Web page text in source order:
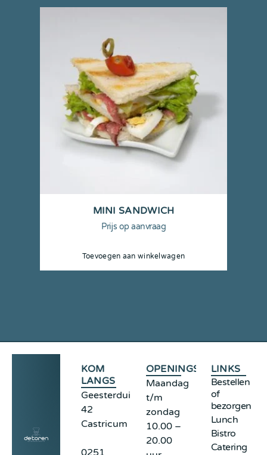
MINI SANDWICH
Prijs op aanvraag
Toevoegen aan winkelwagen
KOM
LANGS
Geesterduinweg
42
Castricum
0251
OPENINGSTIJDEN
Maandag
t/m
zondag
10.00 –
20.00
LINKS
Bestellen
of
bezorgen
Lunch
Bistro
Catering